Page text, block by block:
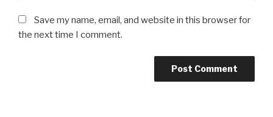
Save my name, email, and website in this browser for
the next time I comment.